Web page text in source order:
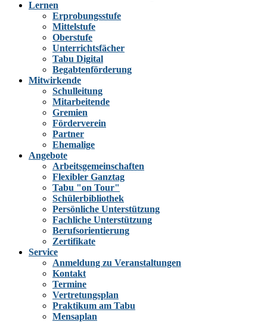
Lernen
Erprobungsstufe
Mittelstufe
Oberstufe
Unterrichtsfächer
Tabu Digital
Begabtenförderung
Mitwirkende
Schulleitung
Mitarbeitende
Gremien
Förderverein
Partner
Ehemalige
Angebote
Arbeitsgemeinschaften
Flexibler Ganztag
Tabu "on Tour"
Schülerbibliothek
Persönliche Unterstützung
Fachliche Unterstützung
Berufsorientierung
Zertifikate
Service
Anmeldung zu Veranstaltungen
Kontakt
Termine
Vertretungsplan
Praktikum am Tabu
Mensaplan